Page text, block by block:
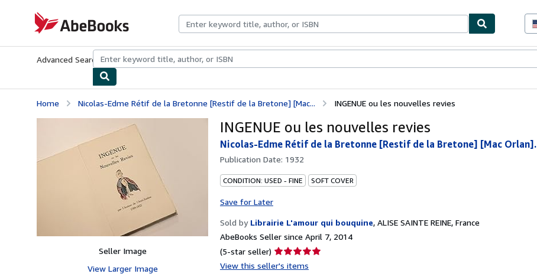
AbeBooks.com
Advanced Search Browse CollectionsRare BooksArt & Collectibles
Home Nicolas-Edme Rétif de la Bretonne [Restif de la Bretone] [Mac... INGENUE ou les nouvelles revies
Seller Image
View Larger Image
INGENUE ou les nouvelles revies
Nicolas-Edme Rétif de la Bretonne [Restif de la Bretone] [Mac Orlan].
Publication Date: 1932
CONDITION: USED - FINE SOFT COVER
Save for Later
Sold by Librairie L'amour qui bouquine, ALISE SAINTE REINE, France
AbeBooks Seller since April 7, 2014
(5-star seller) Seller
rating
View this seller's items